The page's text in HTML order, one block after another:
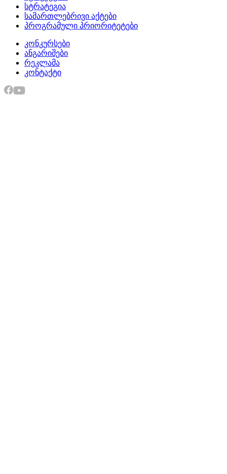
სტრატეგია
სამართლებრივი აქტები
პროგრამული პრიორიტეტები
კონკურსები
ანგარიშები
რეკლამა
კონტაქტი